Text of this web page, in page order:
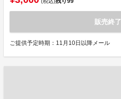
販売終了
ご提供予定時期：11月10日以降メール